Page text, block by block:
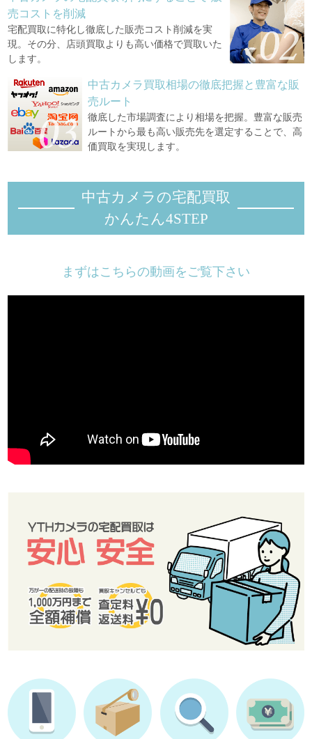
売コストを削減
宅配買取に特化し徹底した販売コスト削減を実
現。その分、店頭買取よりも高い価格で買取いた
します。
中古カメラ買取相場の徹底把握と豊富な販
売ルート
徹底した市場調査により相場を把握。豊富な販売
ルートから最も高い販売先を選定することで、高
価買取を実現します。
中古カメラの宅配買取
かんたん4STEP
まずはこちらの動画をご覧下さい